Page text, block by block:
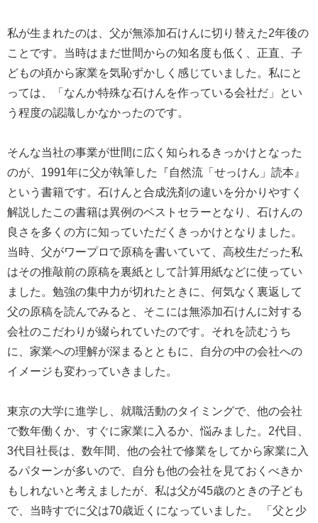
私が生まれたのは、父が無添加石けんに切り替えた2年後の
ことです。当時はまだ世間からの知名度も低く、正直、子
どもの頃から家業を気恥ずかしく感じていました。私にと
っては、「なんか特殊な石けんを作っている会社だ」とい
う程度の認識しかなかったのです。
そんな当社の事業が世間に広く知られるきっかけとなった
のが、1991年に父が執筆した『自然流「せっけん」読本』
という書籍です。石けんと合成洗剤の違いを分かりやすく
解説したこの書籍は異例のベストセラーとなり、石けんの
良さを多くの方に知っていただくきっかけとなりました。
当時、父がワープロで原稿を書いていて、高校生だった私
はその推敲前の原稿を裏紙として計算用紙などに使ってい
ました。勉強の集中力が切れたときに、何気なく裏返して
父の原稿を読んでみると、そこには無添加石けんに対する
会社のこだわりが綴られていたのです。それを読むうち
に、家業への理解が深まるとともに、自分の中の会社への
イメージも変わっていきました。
東京の大学に進学し、就職活動のタイミングで、他の会社
で数年働くか、すぐに家業に入るか、悩みました。2代目、
3代目社長は、数年間、他の会社で修業をしてから家業に入
るパターンが多いので、自分も他の会社を見ておくべきか
もしれないと考えましたが、私は父が45歳のときの子ども
で、当時すでに父は70歳近くになっていました。 「父と少